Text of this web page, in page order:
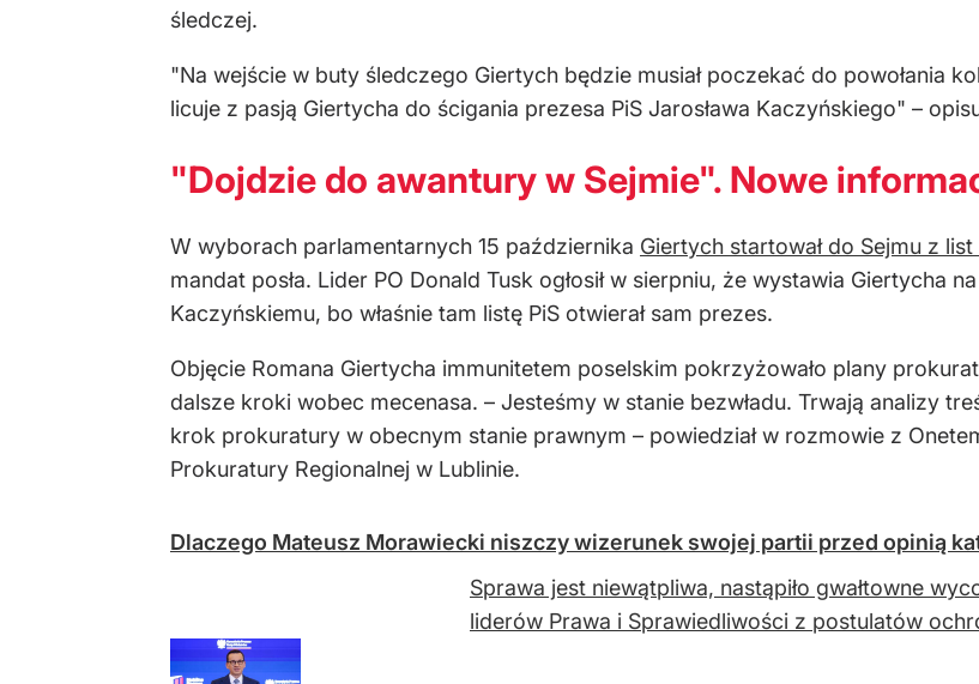
śledczej.
"Na wejście w buty śledczego Giertych będzie musiał poczekać do powołania
licuje z pasją Giertycha do ścigania prezesa PiS Jarosława Kaczyńskiego" –
"Dojdzie do awantury w Sejmie". Nowe
W wyborach parlamentarnych 15 października Giertych startował do Sejmu z
mandat posła. Lider PO Donald Tusk ogłosił w sierpniu, że wystawia Giertycha
Kaczyńskiemu, bo właśnie tam listę PiS otwierał sam prezes.
Objęcie Romana Giertycha immunitetem poselskim pokrzyżowało plany
dalsze kroki wobec mecenasa. – Jesteśmy w stanie bezwładu. Trwają analizy
krok prokuratury w obecnym stanie prawnym – powiedział w rozmowie z
Prokuratury Regionalnej w Lublinie.
Dlaczego Mateusz Morawiecki niszczy wizerunek swojej partii przed opinią
Sprawa jest niewątpliwa, nastąpiło gwałtowne
liderów Prawa i Sprawiedliwości z postulatów